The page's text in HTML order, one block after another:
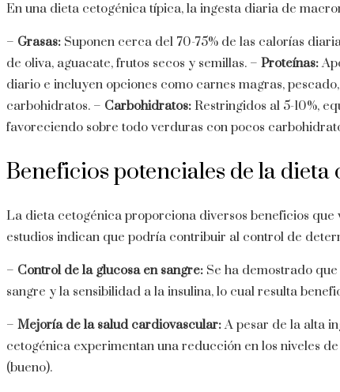
En una dieta cetogénica típica, la ingesta diaria de
– Grasas: Suponen cerca del 70-75% de las calorías
de oliva, aguacate, frutos secos y semillas. – Proteínas:
diario e incluyen opciones como carnes magras,
carbohidratos. – Carbohidratos: Restringidos al 5-10%,
favoreciendo sobre todo verduras con pocos
Beneficios potenciales de la dieta
La dieta cetogénica proporciona diversos beneficios que
estudios indican que podría contribuir al control de
– Control de la glucosa en sangre: Se ha demostrado
sangre y la sensibilidad a la insulina, lo cual resulta
– Mejoría de la salud cardiovascular:A pesar de la alta
cetogénica experimentan una reducción en los niveles
(bueno).